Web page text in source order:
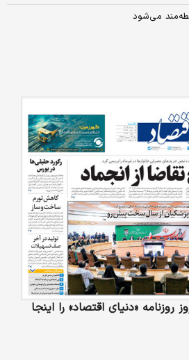
می‌شود
«دنیای‌ اقتصاد» را اینجا